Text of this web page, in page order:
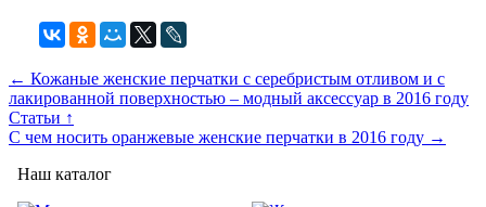
← Кожаные женские перчатки с серебристым отливом и с
лакированной поверхностью – модный аксессуар в 2016 году
Статьи ↑
С чем носить оранжевые женские перчатки в 2016 году →
Наш каталог